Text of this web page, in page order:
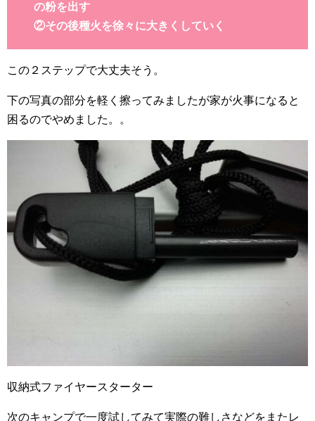
の粉を出す
②その後種火を徐々に大きくしていく
この２ステップで大丈夫そう。
下の写真の部分を軽く擦ってみましたが家が火事になると
困るのでやめました。。
収納式ファイヤースターター
次のキャンプで一度試してみて実際の難しさなどをまたレ